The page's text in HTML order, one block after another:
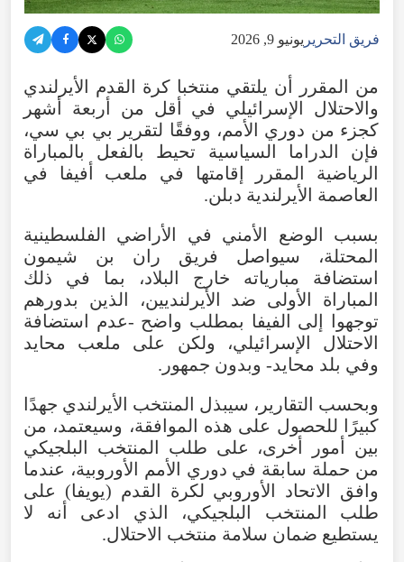
فريق التحرير يونيو 9, 2026
من المقرر أن يلتقي منتخبا كرة القدم الأيرلندي
والاحتلال الإسرائيلي في أقل من أربعة أشهر
كجزء من دوري الأمم، ووفقًا لتقرير بي بي سي،
فإن الدراما السياسية تحيط بالفعل بالمباراة
الرياضية المقرر إقامتها في ملعب أفيفا في
العاصمة الأيرلندية دبلن.
بسبب الوضع الأمني في الأراضي الفلسطينية
المحتلة، سيواصل فريق ران بن شيمون
استضافة مبارياته خارج البلاد، بما في ذلك
المباراة الأولى ضد الأيرلنديين، الذين بدورهم
توجهوا إلى الفيفا بمطلب واضح -عدم استضافة
الاحتلال الإسرائيلي، ولكن على ملعب محايد
وفي بلد محايد- وبدون جمهور.
وبحسب التقارير، سيبذل المنتخب الأيرلندي جهدًا
كبيرًا للحصول على هذه الموافقة، وسيعتمد، من
بين أمور أخرى، على طلب المنتخب البلجيكي
من حملة سابقة في دوري الأمم الأوروبية، عندما
وافق الاتحاد الأوروبي لكرة القدم (يويفا) على
طلب المنتخب البلجيكي، الذي ادعى أنه لا
يستطيع ضمان سلامة منتخب الاحتلال.